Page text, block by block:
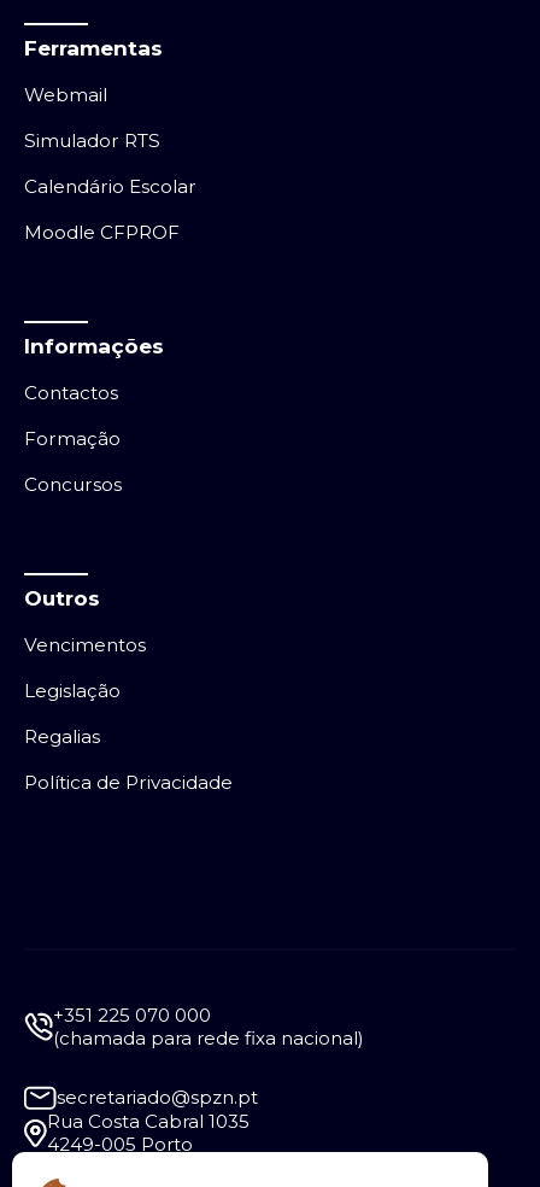
Ferramentas
Webmail
Simulador RTS
Calendário Escolar
Moodle CFPROF
Informações
Contactos
Formação
Concursos
Outros
Vencimentos
Legislação
Regalias
Política de Privacidade
+351 225 070 000
(chamada para rede fixa nacional)
secretariado@spzn.pt
Rua Costa Cabral 1035
4249-005 Porto